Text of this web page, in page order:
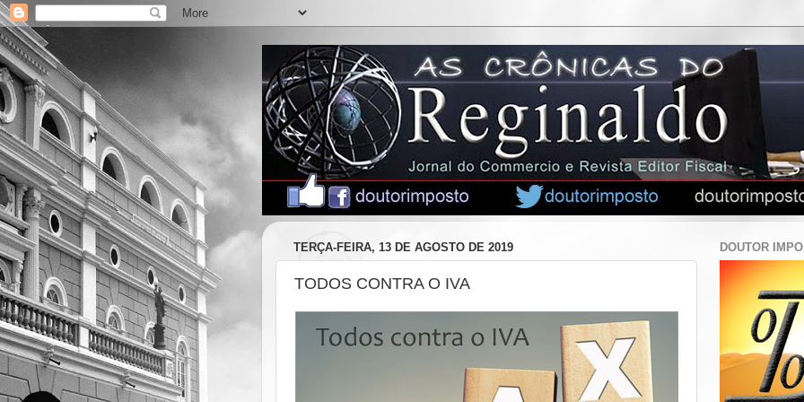
TERÇA-FEIRA, 13 DE AGOSTO DE 2019
TODOS CONTRA O IVA
DOUTOR